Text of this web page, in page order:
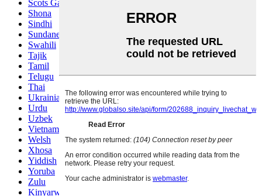
Scots Gaelic
Shona
Sindhi
Sundanese
Swahili
Tajik
Tamil
Telugu
Thai
Ukrainian
Urdu
Uzbek
Vietnamese
Welsh
Xhosa
Yiddish
Yoruba
Zulu
Kinyarwanda